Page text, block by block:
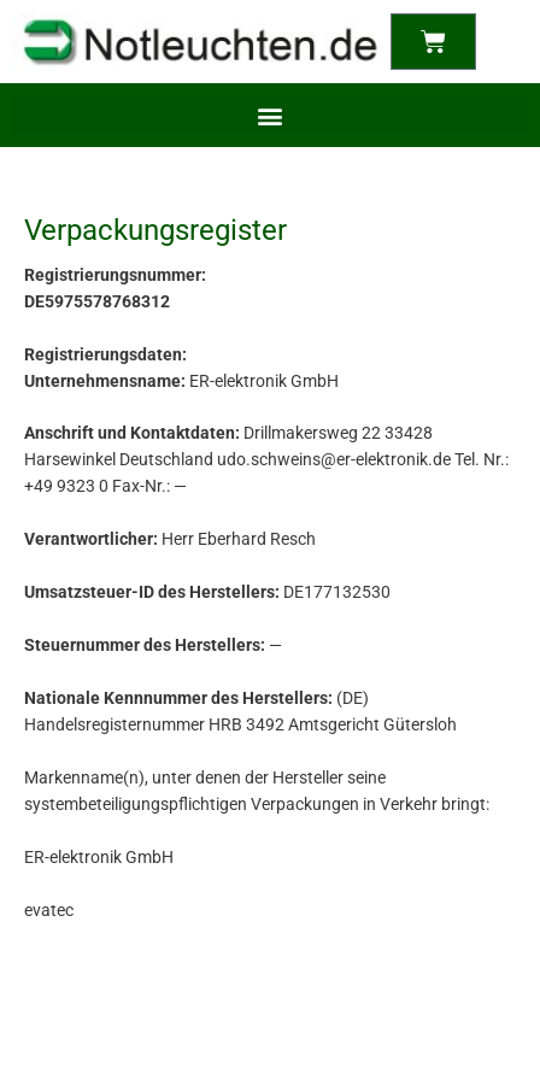
Verpackungsregister
Registrierungsnummer:
DE5975578768312
Registrierungsdaten:
Unternehmensname: ER-elektronik GmbH
Anschrift und Kontaktdaten: Drillmakersweg 22 33428
Harsewinkel Deutschland udo.schweins@er-elektronik.de Tel. Nr.:
+49 9323 0 Fax-Nr.: —
Verantwortlicher: Herr Eberhard Resch
Umsatzsteuer-ID des Herstellers: DE177132530
Steuernummer des Herstellers: —
Nationale Kennnummer des Herstellers: (DE)
Handelsregisternummer HRB 3492 Amtsgericht Gütersloh
Markenname(n), unter denen der Hersteller seine
systembeteiligungspflichtigen Verpackungen in Verkehr bringt:
ER-elektronik GmbH
evatec